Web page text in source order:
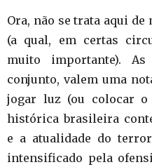
Ora, não se trata aqui de
(a qual, em certas
muito importante).
conjunto, valem uma
jogar luz (ou colocar
histórica brasileira
e a atualidade do
intensificado pela